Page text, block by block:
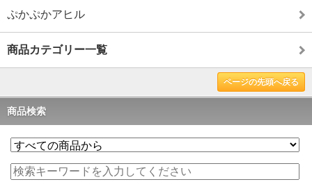
ぷかぷかアヒル
商品カテゴリー一覧
ページの先頭へ戻る
商品検索